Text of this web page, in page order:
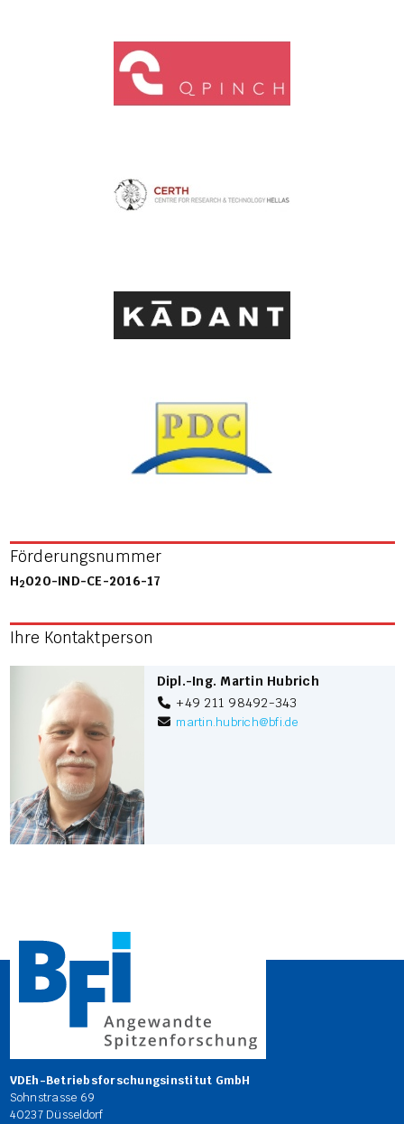
Förderungsnummer
H2020-IND-CE-2016-17
Ihre Kontaktperson
Dipl.-Ing. Martin Hubrich
+49 211 98492-343
martin.hubrich@bfi.de
VDEh-Betriebsforschungsinstitut GmbH
Sohnstrasse 69
40237 Düsseldorf